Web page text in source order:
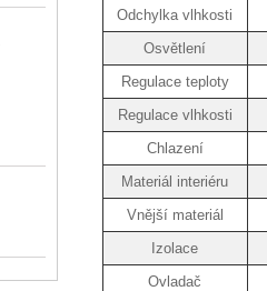
Odchylka vlhkosti
Osvětlení
Regulace teploty
Regulace vlhkosti
Chlazení
Materiál interiéru
Vnější materiál
Izolace
Ovladač